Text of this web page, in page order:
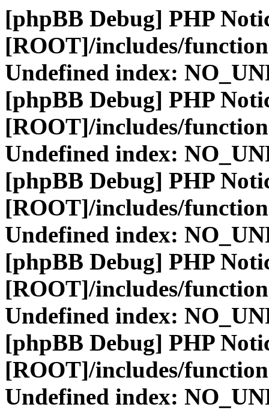
[phpBB Debug] PHP
[ROOT]/includes/
Undefined index:
[phpBB Debug] PHP
[ROOT]/includes/
Undefined index:
[phpBB Debug] PHP
[ROOT]/includes/
Undefined index:
[phpBB Debug] PHP
[ROOT]/includes/
Undefined index:
[phpBB Debug] PHP
[ROOT]/includes/
Undefined index: